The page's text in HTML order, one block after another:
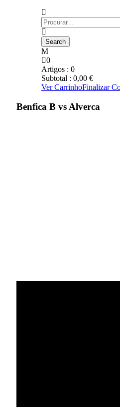
0
Artigos : 0
Subtotal : 0,00 €
Ver CarrinhoFinalizar
Benfica B vs Alverca